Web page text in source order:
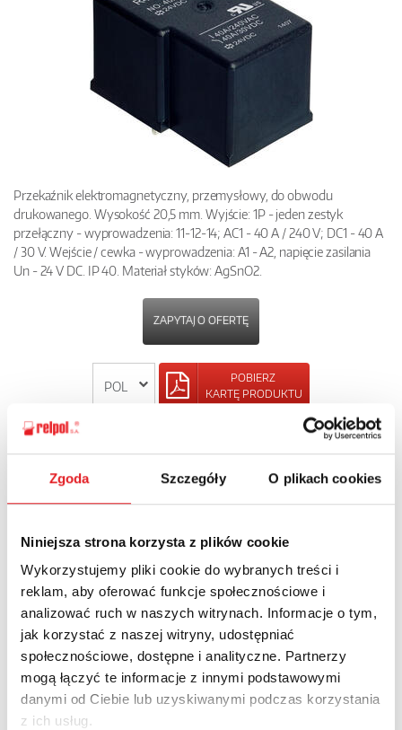
Zgoda Szczegóły O plikach cookies
Niniejsza strona korzysta z plików cookie
Wykorzystujemy pliki cookie do wybranych treści i
reklam, aby oferować funkcje społecznościowe i
analizować ruch w naszych witrynach. Informacje o tym,
jak korzystać z naszej witryny, udostępniać
społecznościowe, dostępne i analityczne. Partnerzy
mogą łączyć te informacje z innymi podstawowymi
danymi od Ciebie lub uzyskiwanymi podczas korzystania
z ich usług.
Przekaźnik elektromagnetyczny, przemysłowy, do obwodu
drukowanego. Wysokość 20,5 mm. Wyjście: 1P - jeden zestyk
przełączny - wyprowadzenia: 11-12-14; AC1 - 40 A / 240 V; DC1 - 40 A
/ 30 V. Wejście / cewka - wyprowadzenia: A1 - A2, napięcie zasilania
Un - 24 V DC. IP 40. Materiał styków: AgSnO2.
ZAPYTAJ O OFERTĘ
POBIERZ
KARTĘ PRODUKTU
Zapytaj o szczegóły oferty
Imię i nazwisko: *
Adres e-mail: *